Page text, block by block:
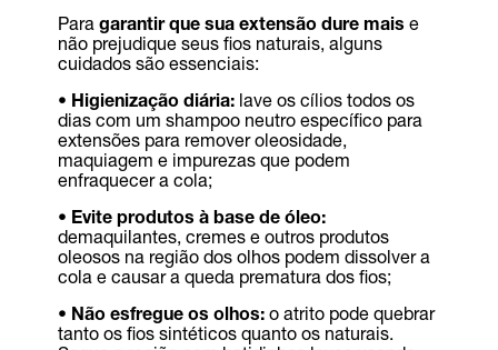
Para garantir que sua extensão dure mais e
não prejudique seus fios naturais, alguns
cuidados são essenciais:
• Higienização diária:lave os cílios todos os
dias com um shampoo neutro específico para
extensões para remover oleosidade,
maquiagem e impurezas que podem
enfraquecer a cola;
• Evite produtos à base de óleo:
demaquilantes, cremes e outros produtos
oleosos na região dos olhos podem dissolver a
cola e causar a queda prematura dos fios;
• Não esfregue os olhos:o atrito pode quebrar
tanto os fios sintéticos quanto os naturais.